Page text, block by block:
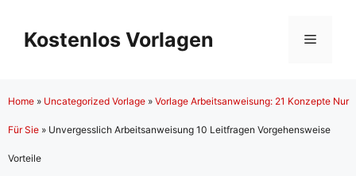
Inhalt
springen
Kostenlos Vorlagen Menü
Home » Uncategorized Vorlage » Vorlage Arbeitsanweisung: 21 Konzepte Nur
Für Sie » Unvergesslich Arbeitsanweisung 10 Leitfragen Vorgehensweise
Vorteile